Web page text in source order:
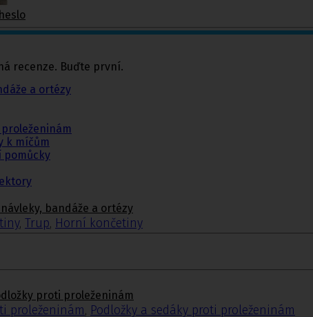
a ortézy
k míčům
pomůcky
bandáže a ortézy
, Trup, Horní končetiny
proti proleženinám
proleženinám, Podložky a sedáky proti proleženinám
recenze. Buďte první.